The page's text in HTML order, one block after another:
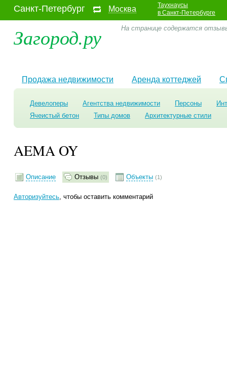
Санкт-Петербург Москва
Таухнаусы
в Санкт-Петербурге
Загород.ру На странице содержатся
Продажа недвижимости Аренда коттеджей
Девелоперы Агентства недвижимости Персоны
Ячеистый бетон
Типы домов Архитектурные стили
AEMA OY
Описание Отзывы (0) Объекты (1)
Авторизуйтесь, чтобы оставить комментарий